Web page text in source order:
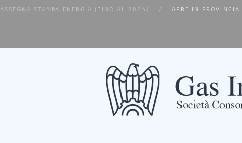
STAMPA ENERGIA (FINO AL 2024)
APRE IN